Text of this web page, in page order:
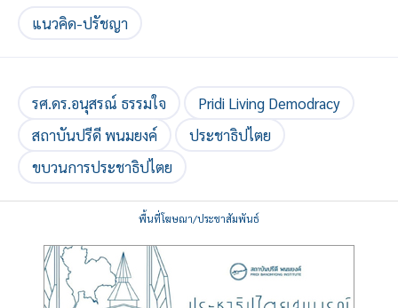
แนวคิด-ปรัชญา
รศ.ดร.อนุสรณ์ ธรรมใจ
Pridi Living Demodracy
สถาบันปรีดี พนมยงค์
ประชาธิปไตย
ขบวนการประชาธิปไตย
พื้นที่โฆษณา/ประชาสัมพันธ์